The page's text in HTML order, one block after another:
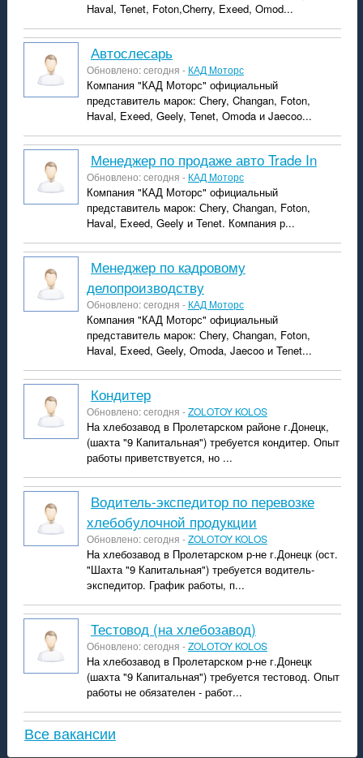
Haval, Tenet, Foton,Cherry, Exeed, Omod...
автослесарь
Обновлено: сегодня - КАД Моторс
Компания "КАД Моторс" официальный
представитель марок: Сhery, Changan, Foton,
Haval, Exeed, Geely, Tenet, Omoda и Jaecoo...
менеджер по продаже авто Trade In
Обновлено: сегодня - КАД Моторс
Компания "КАД Моторс" официальный
представитель марок: Сhery, Changan, Foton,
Haval, Exeed, Geely и Tenet. Компания р...
Менеджер по кадровому
делопроизводству
Обновлено: сегодня - КАД Моторс
Компания "КАД Моторс" официальный
представитель марок: Сhery, Changan, Foton,
Haval, Exeed, Geely, Omoda, Jaecoo и Tenet...
Кондитер
Обновлено: сегодня -ZOLOTOY KOLOS
На хлебозавод в Пролетарском районе г.Донецк,
(шахта "9 Капитальная") требуется кондитер. Опыт
работы приветствуется, но ...
Водитель-экспедитор по перевозке
хлебобулочной продукции
Обновлено: сегодня -ZOLOTOY KOLOS
На хлебозавод в Пролетарском р-не г.Донецк (ост.
"Шахта "9 Капитальная") требуется водитель-
экспедитор. График работы, п...
Тестовод (на хлебозавод)
Обновлено: сегодня -ZOLOTOY KOLOS
На хлебозавод в Пролетарском р-не г.Донецк
(шахта "9 Капитальная") требуется тестовод. Опыт
работы не обязателен - работ...
Все вакансии